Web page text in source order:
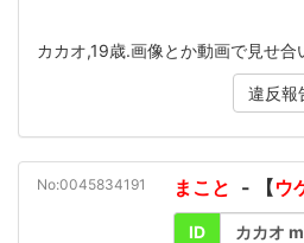
カカオ,19歳.画像とか動画で見せ合
違反報
No:0045834191 まこと - 【ウ
ID カカオ